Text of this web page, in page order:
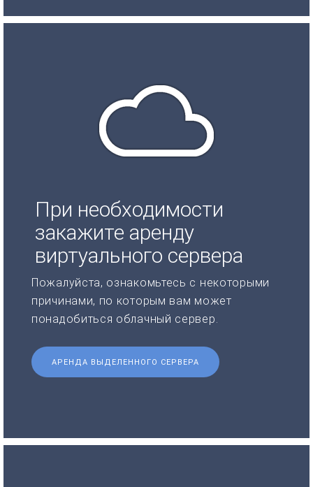
При необходимости
закажите аренду
виртуального сервера
Пожалуйста, ознакомьтесь с некоторыми
причинами, по которым вам может
понадобиться облачный сервер.
АРЕНДА ВЫДЕЛЕННОГО СЕРВЕРА